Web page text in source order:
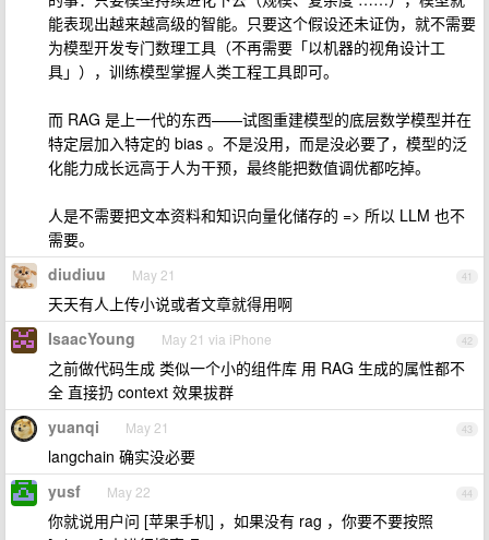
能表现出越来越高级的智能。只要这个假设还未证伪，就不需要
为模型开发专门数理工具（不再需要「以机器的视角设计工
具」），训练模型掌握人类工程工具即可。
而 RAG 是上一代的东西——试图重建模型的底层数学模型并在
特定层加入特定的 bias 。不是没用，而是没必要了，模型的泛
化能力成长远高于人为干预，最终能把数值调优都吃掉。
人是不需要把文本资料和知识向量化储存的 => 所以 LLM 也不
需要。
41
diudiuu May 21
天天有人上传小说或者文章就得用啊
42
IsaacYoung May 21 via iPhone
之前做代码生成 类似一个小的组件库 用 RAG 生成的属性都不
全 直接扔 context 效果拔群
43
yuanqi May 21
langchain 确实没必要
44
yusf May 22
你就说用户问 [苹果手机] ，如果没有 rag ，你要不要按照